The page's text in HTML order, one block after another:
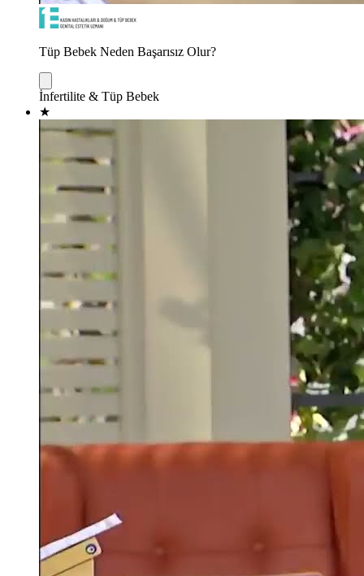
Tüp Bebek Neden Başarısız Olur?
İnfertilite & Tüp Bebek
★